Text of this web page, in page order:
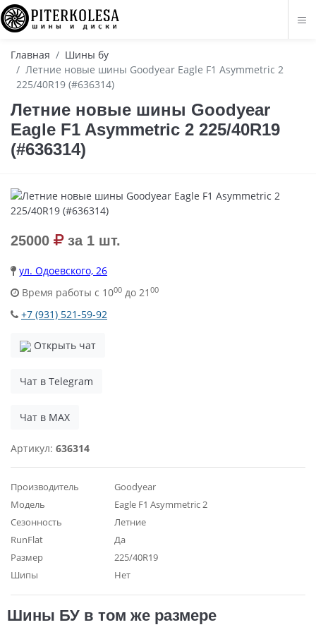
Главная
Шины бу
Летние новые шины Goodyear Eagle F1 Asymmetric 2
225/40R19 (#636314)
Летние новые шины Goodyear
Eagle F1 Asymmetric 2 225/40R19
(#636314)
25000 за 1 шт.
ул. Одоевского, 26
Время работы с 1000 до 21 00
+7 (931) 521-59-92
Открыть чат
Чат в Telegram
Чат в MAX
Артикул: 636314
Производитель
Goodyear
Модель
Eagle F1 Asymmetric 2
Сезонность
Летние
RunFlat
Да
Размер
225/40R19
Шипы
Нет
Шины БУ в том же размере